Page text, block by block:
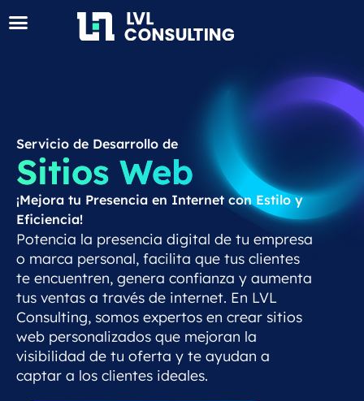
Servicio de Desarrollo de
Sitios Web
¡Mejora tu Presencia en Internet con Estilo y
Eficiencia!
Potencia la presencia digital de tu empresa
o marca personal, facilita que tus clientes
te encuentren, genera confianza y aumenta
tus ventas a través de internet. En LVL
Consulting, somos expertos en crear sitios
web personalizados que mejoran la
visibilidad de tu oferta y te ayudan a
captar a los clientes ideales.